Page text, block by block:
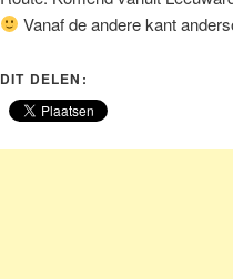
Vanaf de andere kant
DIT DELEN: